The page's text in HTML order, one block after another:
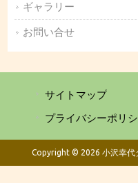
ギャラリー
お問い合せ
サイトマップ
プライバシーポリ
Copyright © 2026 小沢幸代